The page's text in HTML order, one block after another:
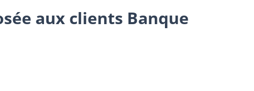
aux clients Banque